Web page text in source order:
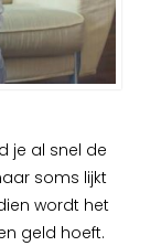
je al snel de
soms lijkt
wordt het
geld hoeft.